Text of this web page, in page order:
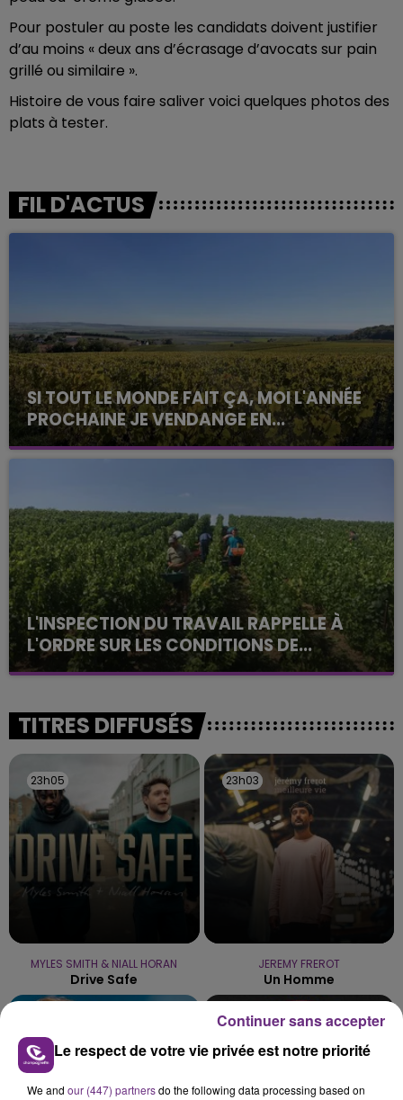
Pour postuler au poste les candidats doivent justifier
d’au moins « deux ans d’écrasage d’avocats sur pain
grillé ou similaire ».
Histoire de vous faire saliver voici quelques photos des
plats à tester.
FIL D'ACTUS
SI TOUT LE MONDE FAIT ÇA, MOI L'ANNÉE
PROCHAINE JE VENDANGE EN...
La vendange en Champagne a débuté ce jeudi 6
août dans la commune de Montgueux (Aube). Du
L'INSPECTION DU TRAVAIL RAPPELLE À
L'ORDRE SUR LES CONDITIONS DE...
Alors que les dates de début des vendange 2026
l'inspection du Travail en profite pour rappeler
les conditions de...
TITRES DIFFUSÉS
23h05
23h05
MYLES SMITH & NIALL HORAN
Drive Safe
23h03
23h03
JEREMY FREROT
Un Homme
22h58
22h58
Le respect de votre vie privée est notre priorité
We and our (447) partnersdo the following data processing based on
Continuer sans accepter